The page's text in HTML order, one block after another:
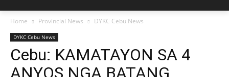
Home Provincial News DYKC Cebu News
DYKC Cebu News
Cebu: KAMATAYON SA 4
ANYOS NGA BATANG